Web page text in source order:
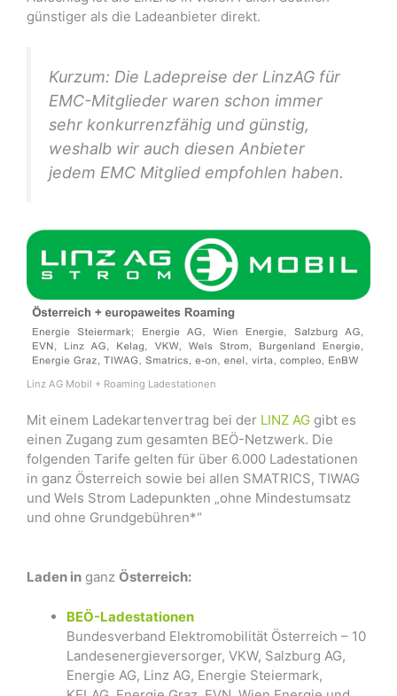
günstiger als die Ladeanbieter direkt.
Kurzum: Die Ladepreise der LinzAG für
EMC-Mitglieder waren schon immer
sehr konkurrenzfähig und günstig,
weshalb wir auch diesen Anbieter
jedem EMC Mitglied empfohlen haben.
Linz AG Mobil + Roaming Ladestationen
Mit einem Ladekartenvertrag bei der LINZ AG gibt es
einen Zugang zum gesamten BEÖ-Netzwerk. Die
folgenden Tarife gelten für über 6.000 Ladestationen
in ganz Österreich sowie bei allen SMATRICS, TIWAG
und Wels Strom Ladepunkten „ohne Mindestumsatz
und ohne Grundgebühren*“
Laden in ganz Österreich:
BEÖ-Ladestationen
Bundesverband Elektromobilität Österreich – 10
Landesenergieversorger, VKW, Salzburg AG,
Energie AG, Linz AG, Energie Steiermark,